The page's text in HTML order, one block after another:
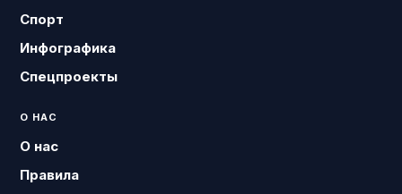
Спорт
Инфографика
Спецпроекты
О НАС
О нас
Правила